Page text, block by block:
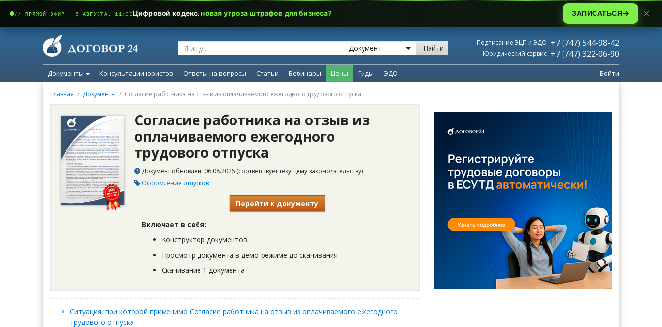
Найти
Подписание ЭЦП и ЭДО +7 (747) 544-98-42
Юридический сервис +7 (747) 322-06-90
Документы Консультации юристов Ответы на вопросы Статьи Вебинары Цены Гиды ЭДО Войти
Главная Документы Согласие работника на отзыв из оплачиваемого ежегодного трудового отпуска
Согласие работника на отзыв из
оплачиваемого ежегодного
трудового отпуска
Документ обновлен: 06.08.2026 (соответствует текущему законодательству)
Оформление отпусков
Перейти к документу
Включает в себя:
Конструктор документов
Просмотр документа в демо-режиме до скачивания
Скачивание 1 документа
Ситуация, при которой применимо Согласие работника на отзыв из оплачиваемого ежегодного
трудового отпуска
// ПРЯМОЙ ЭФИР · 6 АВГУСТА, 11:00Цифровой кодекс:новая угроза штрафов для бизнеса? ЗАПИСАТЬСЯ